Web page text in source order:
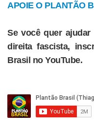
APOIE O PLANTÃO
Se você quer
direita fascista,
Brasil no YouTube.